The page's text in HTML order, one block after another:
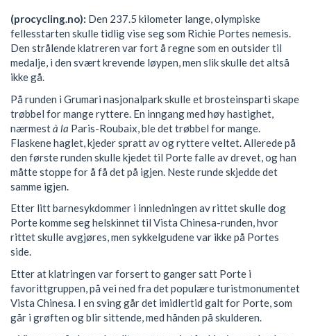
(procycling.no): Den 237.5 kilometer lange, olympiske
fellesstarten skulle tidlig vise seg som Richie Portes nemesis.
Den strålende klatreren var fort å regne som en outsider til
medalje, i den svært krevende løypen, men slik skulle det altså
ikke gå.
På runden i Grumari nasjonalpark skulle et brosteinsparti skape
trøbbel for mange ryttere. En inngang med høy hastighet,
nærmestà la Paris-Roubaix, ble det trøbbel for mange.
Flaskene haglet, kjeder spratt av og ryttere veltet. Allerede på
den første runden skulle kjedet til Porte falle av drevet, og han
måtte stoppe for å få det på igjen. Neste runde skjedde det
samme igjen.
Etter litt barnesykdommer i innledningen av rittet skulle dog
Porte komme seg helskinnet til Vista Chinesa-runden, hvor
rittet skulle avgjøres, men sykkelgudene var ikke på Portes
side.
Etter at klatringen var forsert to ganger satt Porte i
favorittgruppen, på vei ned fra det populære turistmonumentet
Vista Chinesa. I en sving går det imidlertid galt for Porte, som
går i grøften og blir sittende, med hånden på skulderen.